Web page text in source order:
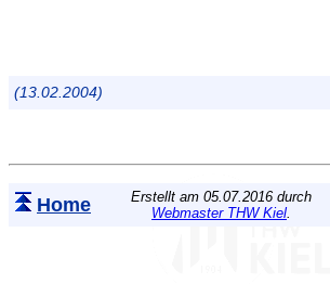
(13.02.2004)
Home
Erstellt am 05.07.2016 durch
Webmaster THW Kiel.